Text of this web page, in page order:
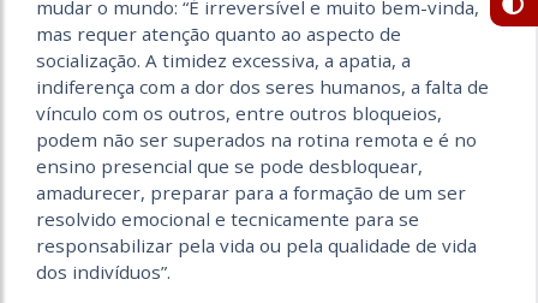
mudar o mundo: “É irreversível e muito bem-vinda,
mas requer atenção quanto ao aspecto de
socialização. A timidez excessiva, a apatia, a
indiferença com a dor dos seres humanos, a falta de
vínculo com os outros, entre outros bloqueios,
podem não ser superados na rotina remota e é no
ensino presencial que se pode desbloquear,
amadurecer, preparar para a formação de um ser
resolvido emocional e tecnicamente para se
responsabilizar pela vida ou pela qualidade de vida
dos indivíduos”.